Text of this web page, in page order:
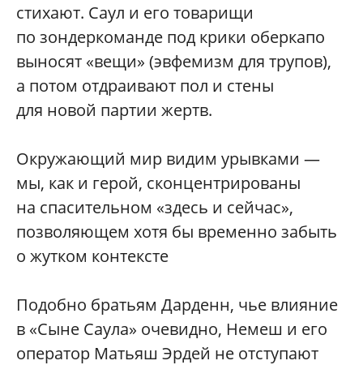
стихают. Саул и его товарищи
по зондеркоманде под крики оберкапо
выносят «вещи» (эвфемизм для трупов),
а потом отдраивают пол и стены
для новой партии жертв.
Окружающий мир видим урывками —
мы, как и герой, сконцентрированы
на спасительном «здесь и сейчас»,
позволяющем хотя бы временно забыть
о жутком контексте
Подобно братьям Дарденн, чье влияние
в «Сыне Саула» очевидно, Немеш и его
оператор Матьяш Эрдей не отступают